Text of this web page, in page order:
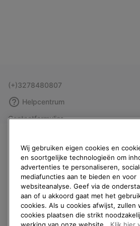
(+)3278480807
Helpcentrum
Contactformulier
Handleiding schoenverzorging
Retouren
Overeenkomst herroepen
Bestelstatus
Bezorging
Wij gebruiken eigen cookies en
en soortgelijke technologieën om
advertenties te personaliseren,
mediafuncties aan te bieden en voor
websiteanalyse. Geef via de
aan of u akkoord gaat met het
cookies. Als u cookies afwijst, zullen
cookies plaatsen die strikt